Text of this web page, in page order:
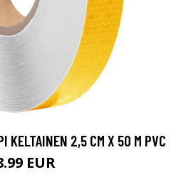
KELTAINEN 2,5 CM X 50 M PVC
EUR